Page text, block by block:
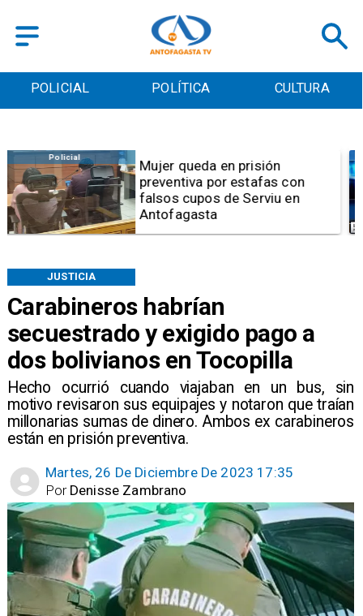
POLICIAL POLÍTICA CULTURA
Carabineros habrían
secuestrado y exigido pago a
dos bolivianos en Tocopilla
Hecho ocurrió cuando viajaban en un bus, sin
motivo revisaron sus equipajes y notaron que traían
millonarias sumas de dinero. Ambos ex carabineros
están en prisión preventiva.
JUSTICIA
Martes, 26 De Diciembre De 2023 17:35
Denisse Zambrano
Por
Videos
Video | Choferes del
TransAntofagasta piden
sistema mixto de pago